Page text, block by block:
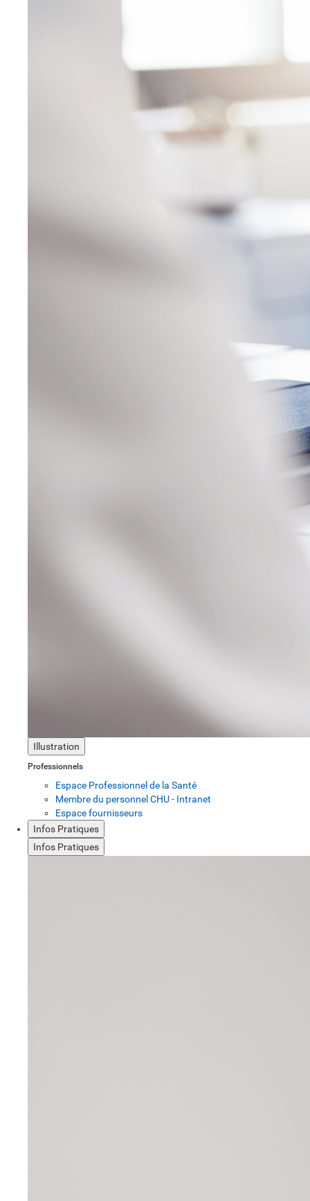
Illustration
Professionnels
Espace Professionnel de la Santé
Membre du personnel CHU - Intranet
Espace fournisseurs
Infos Pratiques
Infos Pratiques